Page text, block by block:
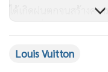
ได้เกิดฝนตกจนสร้างคว
ว่ากันว่ามีบริษัทระดับโ
Louis Vuitton